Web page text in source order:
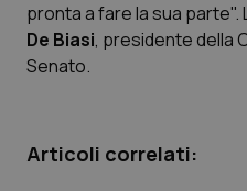
Abruzzo
Calabria
QS Pro Gold
Asma & BPCO
pronta a fare la sua parte".
De Biasi, presidente della
Senato.
Articoli correlati: